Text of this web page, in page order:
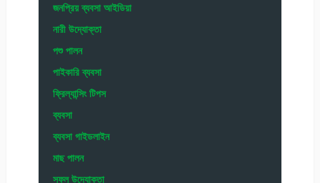
জনপ্রিয় ব্যবসা আইডিয়া
নারী উদ্যোক্তা
পশু পালন
পাইকারি ব্যবসা
ফ্রিল্যান্সিং টিপস
ব্যবসা
ব্যবসা গাইডলাইন
মাছ পালন
সফল উদ্যোক্তা